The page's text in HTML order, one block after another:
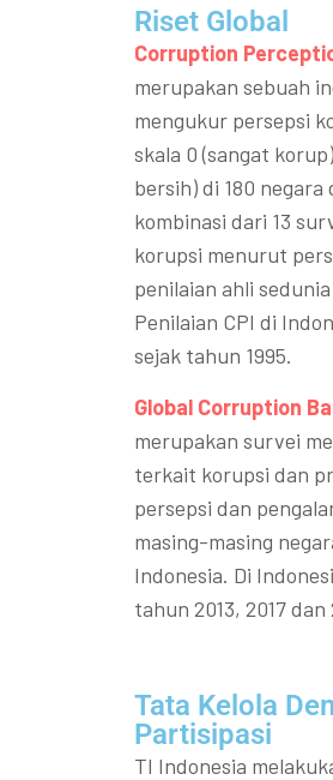
Riset Global​
Corruption
merupakan sebuah
mengukur persepsi
skala 0 (sangat
bersih) di 180
kombinasi dari 13
korupsi menurut
penilaian ahli
Penilaian CPI di
sejak tahun 1995.
Global Corruption
merupakan survei
terkait korupsi dan
persepsi dan
masing-masing
Indonesia. Di
tahun 2013, 2017 dan
Tata Kelola
Partisipasi​
TI Indonesia